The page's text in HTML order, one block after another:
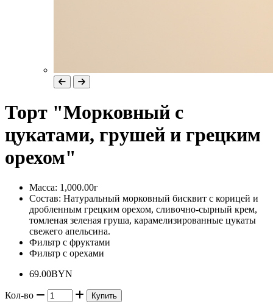
Торт "Морковный с
цукатами, грушей и грецким
орехом"
Масса: 1,000.00г
Состав: Натуральный морковный бисквит с корицей и
дробленным грецким орехом, сливочно-сырный крем,
томленая зеленая груша, карамелизированные цукаты
свежего апельсина.
Фильтр с фруктами
Фильтр с орехами
69.00BYN
Кол-во Купить